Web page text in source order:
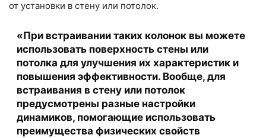
от установки в стену или потолок.
«При встраивании таких колонок вы можете
использовать поверхность стены или
потолка для улучшения их характеристик и
повышения эффективности. Вообще, для
встраивания в стену или потолок
предусмотрены разные настройки
динамиков, помогающие использовать
преимущества физических свойств